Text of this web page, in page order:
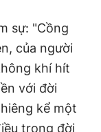
sự: "Cồng
của người
khí hít
với đời
kể một
trong đời